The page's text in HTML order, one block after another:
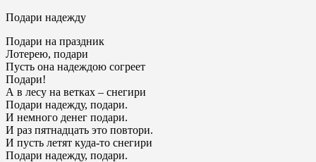
Подари надежду
Подари на праздник
Лотерею, подари
Пусть она надеждою согреет
Подари!
А в лесу на ветках – снегири
Подари надежду, подари.
И немного денег подари.
И раз пятнадцать это повтори.
И пусть летят куда-то снегири
Подари надежду, подари.